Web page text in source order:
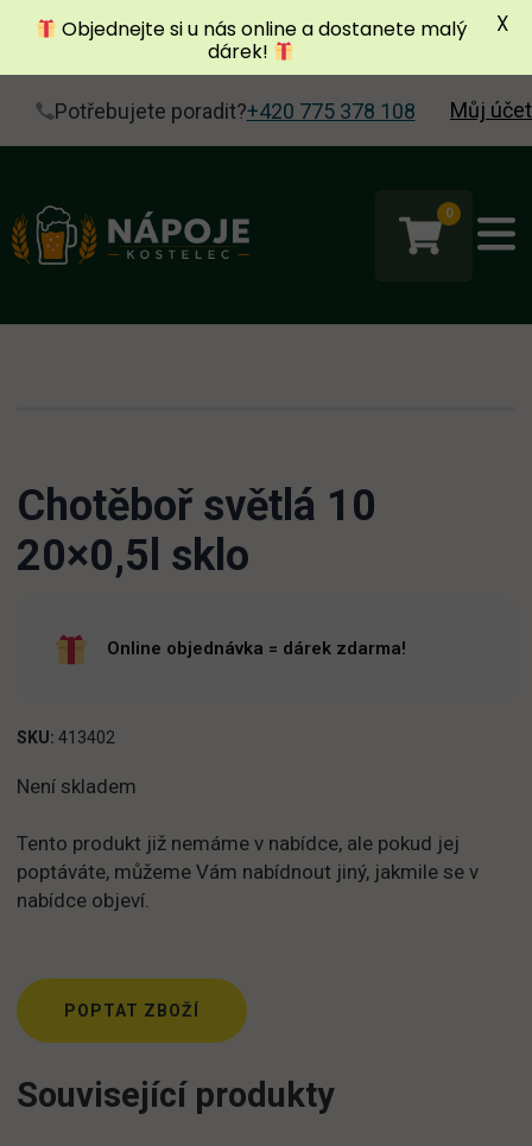
Potřebujete poradit?+420 775 378 108 Můj účet
0
Chotěboř světlá 10
20×0,5l sklo
Online objednávka = dárek zdarma!
SKU: 413402
Není skladem
Tento produkt již nemáme v nabídce, ale pokud jej
poptáváte, můžeme Vám nabídnout jiný, jakmile se v
nabídce objeví.
POPTAT ZBOŽÍ
Související produkty
Objednejte si u nás online a dostanete malý
dárek!
X